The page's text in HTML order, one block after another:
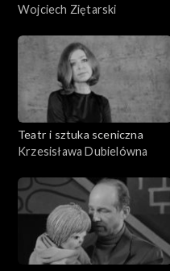
Wojciech Ziętarski
Teatr i sztuka sceniczna
Krzesisława Dubielówna